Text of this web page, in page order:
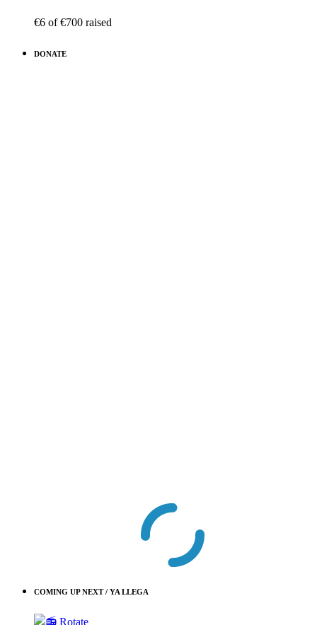
€6 of€700 raised
DONATE
COMING UP NEXT / YA LLEGA